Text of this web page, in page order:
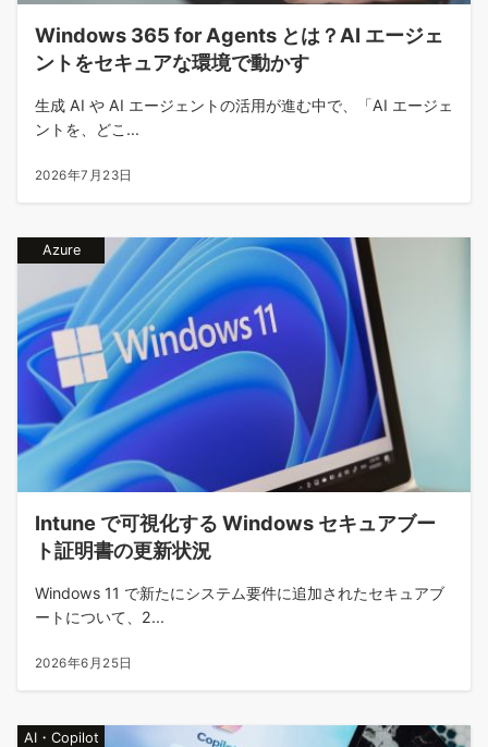
Windows 365 for Agents とは？AI エージェ
ントをセキュアな環境で動かす
生成 AI や AI エージェントの活用が進む中で、「AI エージェ
ントを、どこ...
2026年7月23日
Azure
Intune で可視化する Windows セキュアブー
ト証明書の更新状況
Windows 11 で新たにシステム要件に追加されたセキュアブ
ートについて、2...
2026年6月25日
AI・Copilot